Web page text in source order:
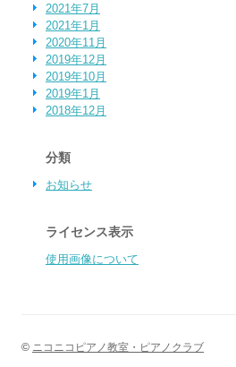
2021年7月
2021年1月
2020年11月
2019年12月
2019年10月
2019年1月
2018年12月
分類
お知らせ
ライセンス表示
使用画像について
© ニコニコピアノ教室・ピアノクラブ